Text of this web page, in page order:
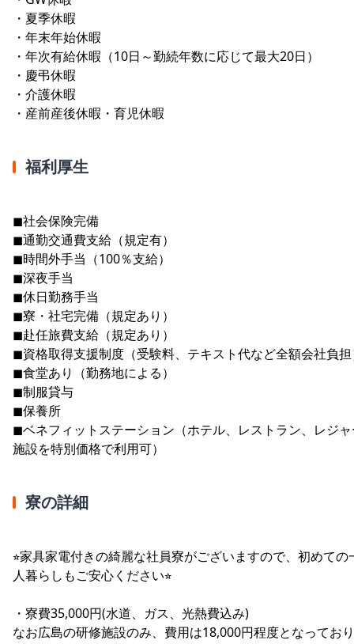
・夏季休暇
・年末年始休暇
・年次有給休暇（10日～勤続年数に応じて最大20日）
・慶弔休暇
・介護休暇
・産前産後休暇・育児休暇
福利厚生
◼︎社会保険完備
◼︎通勤交通費支給（規定有）
◼︎時間外手当（100％支給）
◼︎深夜手当
◼︎休日勤務手当
◼︎寮・社宅完備（規定あり）
◼︎赴任旅費支給（規定あり）
◼︎資格取得支援制度（受験料、テキスト代など全額会社負
◼︎食堂あり（勤務地による）
◼︎制服貸与
◼︎保養所
◼︎ベネフィットステーション（ホテル、レストラン、レジ
施設を特別価格で利用可）
寮の詳細
⭐︎家具家電付きの綺麗な社員寮がございますので、初めての
人暮らしもご安心ください⭐︎
・寮費35,000円(水道、ガス、光熱費込み)
なお広島の研修施設のみ、費用は18,000円程度となっており